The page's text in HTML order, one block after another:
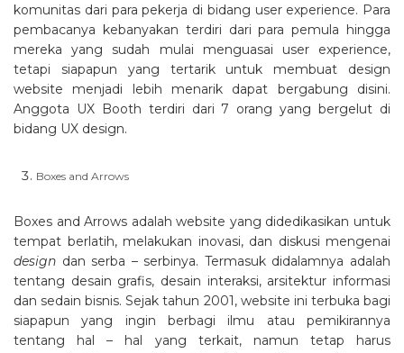
komunitas dari para pekerja di bidang user experience. Para
pembacanya kebanyakan terdiri dari para pemula hingga
mereka yang sudah mulai menguasai user experience,
tetapi siapapun yang tertarik untuk membuat design
website menjadi lebih menarik dapat bergabung disini.
Anggota UX Booth terdiri dari 7 orang yang bergelut di
bidang UX design.
Boxes and Arrows
Boxes and Arrows adalah website yang didedikasikan untuk
tempat berlatih, melakukan inovasi, dan diskusi mengenai
design dan serba – serbinya. Termasuk didalamnya adalah
tentang desain grafis, desain interaksi, arsitektur informasi
dan sedain bisnis. Sejak tahun 2001, website ini terbuka bagi
siapapun yang ingin berbagi ilmu atau pemikirannya
tentang hal – hal yang terkait, namun tetap harus